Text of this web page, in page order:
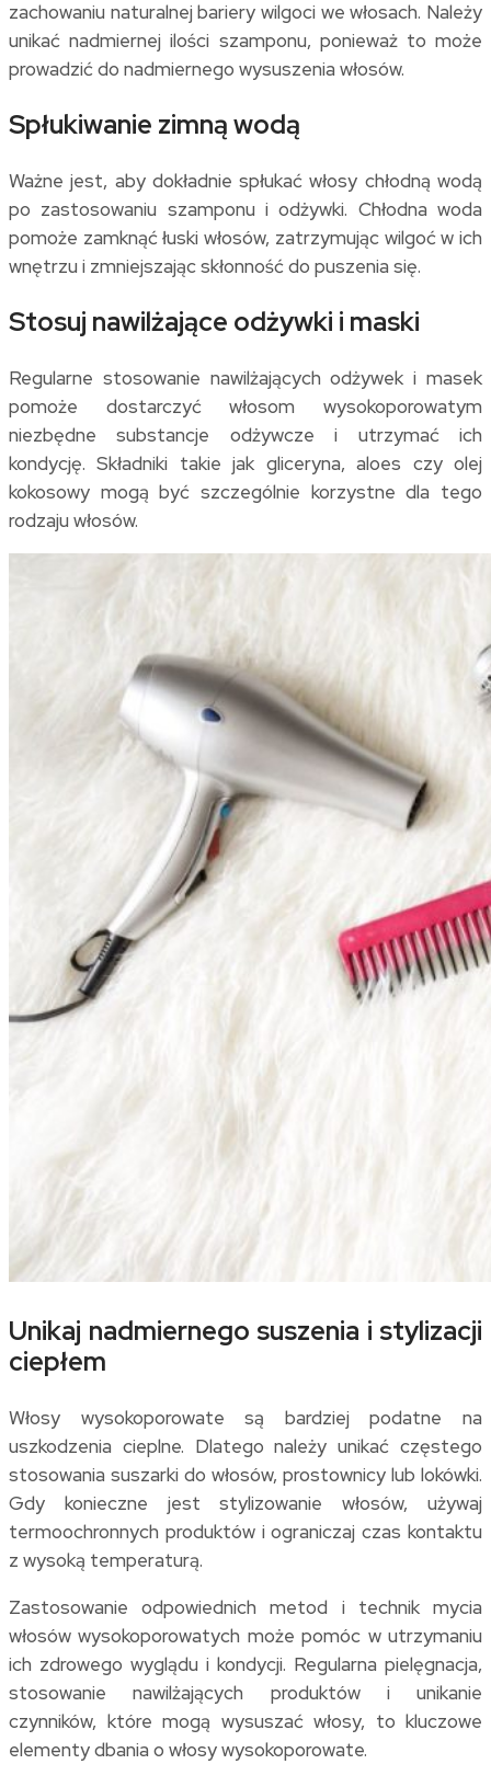
zachowaniu naturalnej bariery wilgoci we włosach. Należy
unikać nadmiernej ilości szamponu, ponieważ to może
prowadzić do nadmiernego wysuszenia włosów.
Spłukiwanie zimną wodą
Ważne jest, aby dokładnie spłukać włosy chłodną wodą
po zastosowaniu szamponu i odżywki. Chłodna woda
pomoże zamknąć łuski włosów, zatrzymując wilgoć w ich
wnętrzu i zmniejszając skłonność do puszenia się.
Stosuj nawilżające odżywki i maski
Regularne stosowanie nawilżających odżywek i masek
pomoże dostarczyć włosom wysokoporowatym
niezbędne substancje odżywcze i utrzymać ich
kondycję. Składniki takie jak gliceryna, aloes czy olej
kokosowy mogą być szczególnie korzystne dla tego
rodzaju włosów.
Unikaj nadmiernego suszenia i stylizacji
ciepłem
Włosy wysokoporowate są bardziej podatne na
uszkodzenia cieplne. Dlatego należy unikać częstego
stosowania suszarki do włosów, prostownicy lub lokówki.
Gdy konieczne jest stylizowanie włosów, używaj
termoochronnych produktów i ograniczaj czas kontaktu
z wysoką temperaturą.
Zastosowanie odpowiednich metod i technik mycia
włosów wysokoporowatych może pomóc w utrzymaniu
ich zdrowego wyglądu i kondycji. Regularna pielęgnacja,
stosowanie nawilżających produktów i unikanie
czynników, które mogą wysuszać włosy, to kluczowe
elementy dbania o włosy wysokoporowate.